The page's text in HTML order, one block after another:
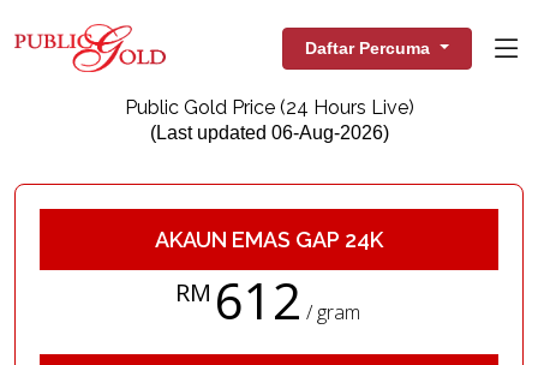
Daftar Percuma
Public Gold Price (24 Hours Live)
(Last updated 06-Aug-2026)
AKAUN EMAS GAP 24K
RM 612 / gram